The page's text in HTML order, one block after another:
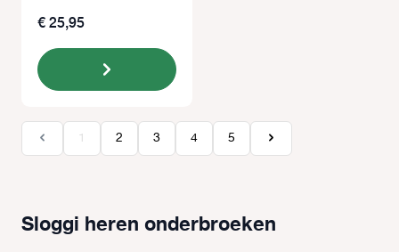
€ 25,95
Pagina
1 Pagina
2 Pagina
3 Pagina
4 Pagina
5
Sloggi heren onderbroeken